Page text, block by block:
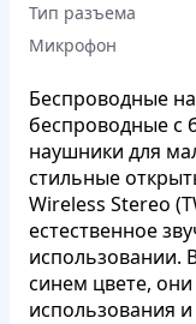
Тип разъема
Микрофон
Беспроводные
беспроводные с
наушники для
стильные
Wireless Stereo
естественное
синем цвете,
использования